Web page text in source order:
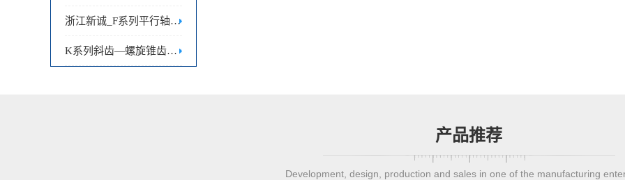
浙江新诚_F系列平行轴减速机
K系列斜齿—螺旋锥齿轮减速机
产品推荐
Development, design, production and sales in one of the manufacturing